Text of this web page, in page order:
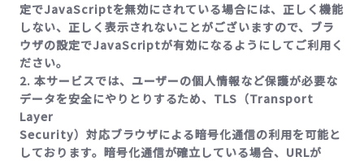
定でJavaScriptを無効にされている場合には、正しく機能
しない、正しく表示されないことがございますので、ブラ
ウザの設定でJavaScriptが有効になるようにしてご利用く
ださい。
2. 本サービスでは、ユーザーの個人情報など保護が必要な
データを安全にやりとりするため、TLS（Transport
Layer
Security）対応ブラウザによる暗号化通信の利用を可能と
しております。暗号化通信が確立している場合、URLが